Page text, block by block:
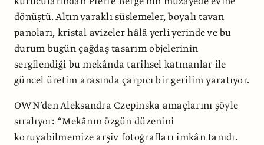
dönüştü. Altın varaklı süslemeler, boyalı tavan
panoları, kristal avizeler hâlâ yerli yerinde ve bu
durum bugün çağdaş tasarım objelerinin
sergilendiği bu mekânda tarihsel katmanlar ile
güncel üretim arasında çarpıcı bir gerilim yaratıyor.
OWN’den Aleksandra Czepinska amaç­larını şöyle
sıralıyor: “Mekânın özgün düzenini
koruyabilmemize arşiv fotoğ­rafları imkân tanıdı.